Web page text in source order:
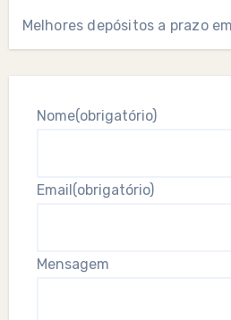
Melhores depósitos a prazo
Nome(obrigatório)
Email(obrigatório)
Mensagem